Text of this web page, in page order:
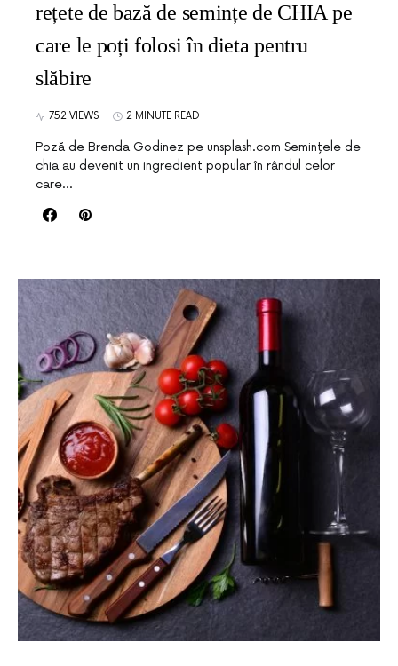
rețete de bază de semințe de CHIA pe
care le poți folosi în dieta pentru
slăbire
752 VIEWS 2 MINUTE READ
Poză de Brenda Godinez pe unsplash.com Semințele de
chia au devenit un ingredient popular în rândul celor
care…